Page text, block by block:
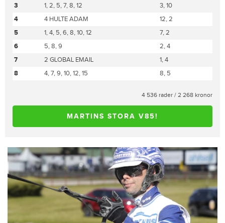
3
1, 2, 5, 7, 8, 12
3, 10
4
4 HULTE ADAM
12, 2
5
1, 4, 5, 6, 8, 10, 12
7, 2
6
5, 8, 9
2, 4
7
2 GLOBAL EMAIL
1, 4
8
4, 7, 9, 10, 12, 15 8, 5
4 536 rader / 2 268 kronor
MARTINS STORA V85!